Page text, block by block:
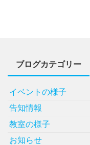
ブログカテゴリー
イベントの様子
告知情報
教室の様子
お知らせ